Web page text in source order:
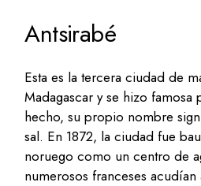
Antsirabé
Esta es la tercera ciudad de
Madagascar y se hizo famosa
hecho, su propio nombre
sal. En 1872, la ciudad fue
noruego como un centro de
numerosos franceses acudían